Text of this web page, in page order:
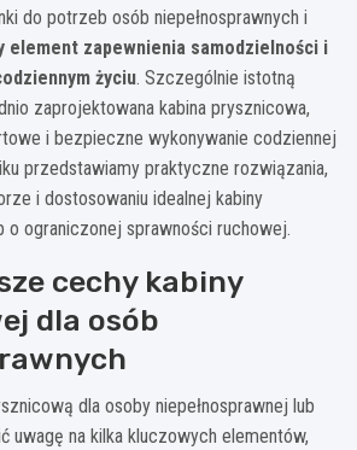
do potrzeb osób niepełnosprawnych i
element zapewnienia samodzielności i
życiu. Szczególnie istotną
zaprojektowana kabina prysznicowa,
i bezpieczne wykonywanie codziennej
przedstawiamy praktyczne rozwiązania,
i dostosowaniu idealnej kabiny
o ograniczonej sprawności ruchowej.
cechy kabiny
dla osób
dla osoby niepełnosprawnej lub
uwagę na kilka kluczowych elementów,